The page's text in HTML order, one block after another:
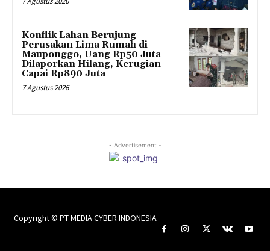
Konflik Lahan Berujung
Perusakan Lima Rumah di
Mauponggo, Uang Rp50 Juta
Dilaporkan Hilang, Kerugian
Capai Rp890 Juta
7 Agustus 2026
- Advertisement -
Copyright © PT MEDIA CYBER INDONESIA